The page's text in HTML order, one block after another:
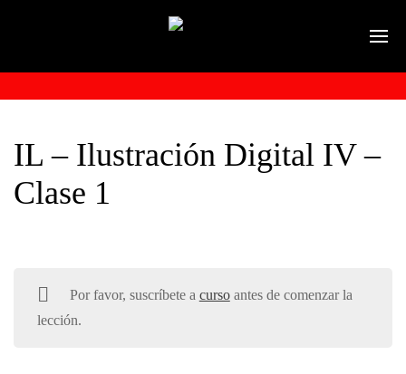
IL – Ilustración Digital IV –
Clase 1
Por favor, suscríbete a cursoantes de comenzar la
lección.